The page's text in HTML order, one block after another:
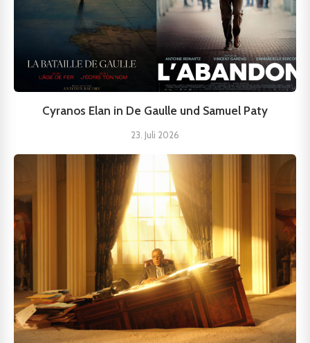
Cyranos Elan in De Gaulle und Samuel Paty
23. Juli 2026